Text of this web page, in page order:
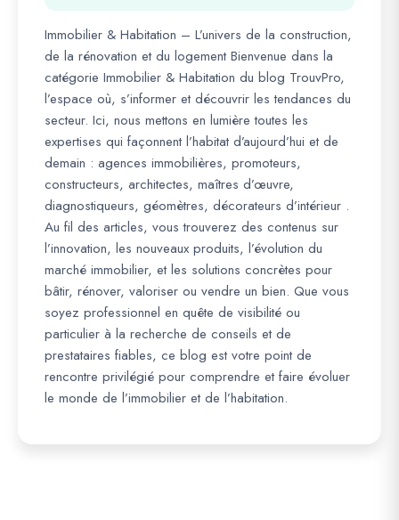
Immobilier & Habitation – L’univers de la construction,
de la rénovation et du logement Bienvenue dans la
catégorie Immobilier & Habitation du blog TrouvPro,
l’espace où, s’informer et découvrir les tendances du
secteur. Ici, nous mettons en lumière toutes les
expertises qui façonnent l’habitat d’aujourd’hui et de
demain : agences immobilières, promoteurs,
constructeurs, architectes, maîtres d’œuvre,
diagnostiqueurs, géomètres, décorateurs d’intérieur .
Au fil des articles, vous trouverez des contenus sur
l’innovation, les nouveaux produits, l’évolution du
marché immobilier, et les solutions concrètes pour
bâtir, rénover, valoriser ou vendre un bien. Que vous
soyez professionnel en quête de visibilité ou
particulier à la recherche de conseils et de
prestataires fiables, ce blog est votre point de
rencontre privilégié pour comprendre et faire évoluer
le monde de l’immobilier et de l’habitation.